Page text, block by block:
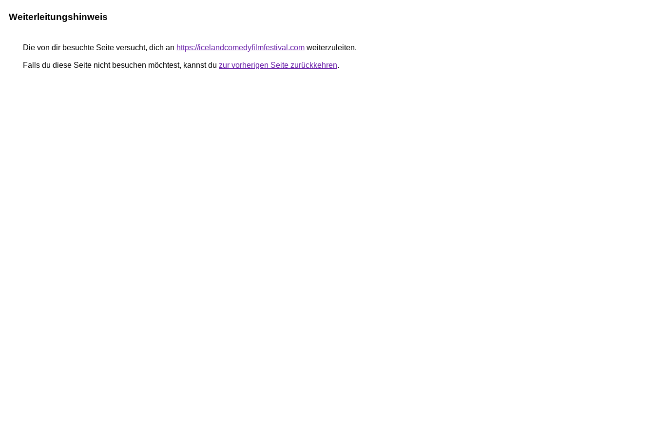
Weiterleitungshinweis
Die von dir besuchte Seite versucht, dich an https://icelandcomedyfilmfestival.com weiterzuleiten.
Falls du diese Seite nicht besuchen möchtest, kannst du zur vorherigen Seite zurückkehren.